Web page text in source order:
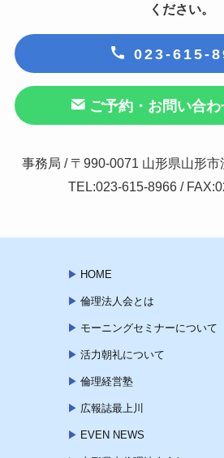
ください。
023-615-
ご予約・お問い合
事務局 / 〒990-0071 山形県山形
TEL:023-615-8966 /
HOME
倫理法人会とは
モーニングセミナーについて
活力朝礼について
倫理経営塾
広報誌最上川
EVEN NEWS